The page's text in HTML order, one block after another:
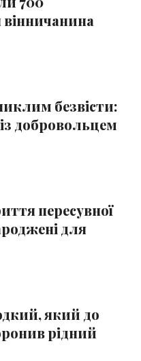
вінничанина
безвісти:
добровольцем
пересувної
для
який до
рідний